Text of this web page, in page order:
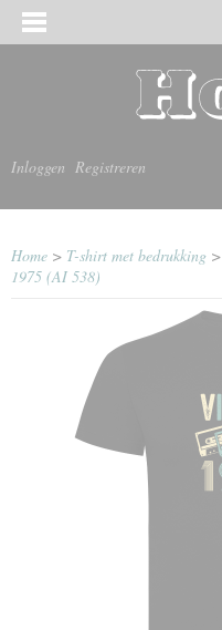
Inloggen Registreren
Home > T-shirt met bedrukking >
1975 (AI 538)